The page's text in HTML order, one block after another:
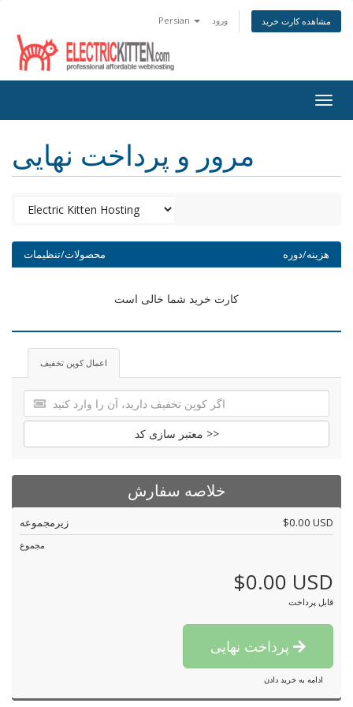
Persian ورود مشاهده کارت خرید
مرور و پرداخت نهایی
محصولات/تنظیمات هزینه/دوره
کارت خرید شما خالی است
اعمال کوپن تخفیف
معتبر سازی کد >>
خلاصه سفارش
زیرمجموعه $0.00 USD
مجموع
$0.00 USD
قابل پرداخت
ادامه به خرید دادن